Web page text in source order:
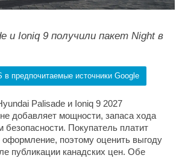
и Ioniq 9 получили пакет Night в
в предпочитаемые источники Google
Palisade и Ioniq 9 2027
добавляет мощности, запаса хода
безопасности. Покупатель платит
оформление, поэтому оценить выгоду
публикации канадских цен. Обе